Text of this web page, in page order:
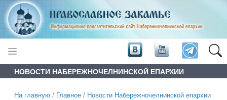
НОВОСТИ НАБЕРЕЖНОЧЕЛНИНСКОЙ ЕПАРХИИ
На главную / Главное / Новости Набережночелнинской епархии